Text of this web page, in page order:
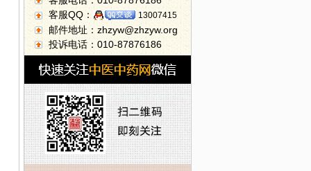
客服QQ：
13007415
邮件地址：zhzyw@zhzyw.org
投诉电话：010-87876186